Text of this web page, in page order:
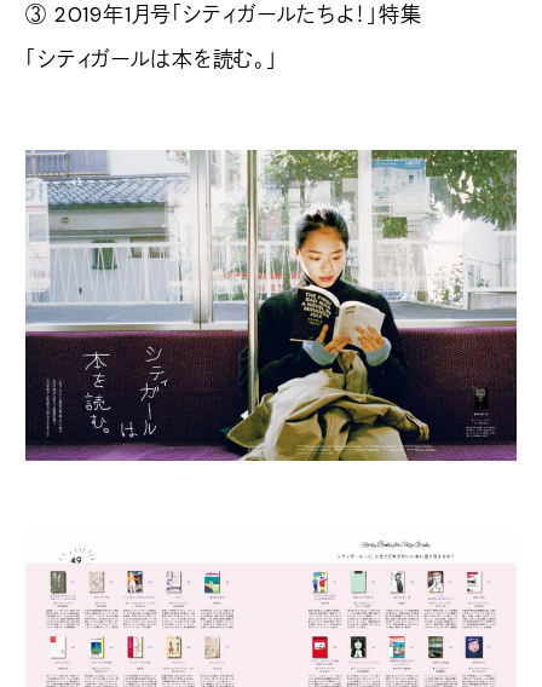
③ 2019年1月号「シティガールたちよ！」特集
「シティガールは本を読む。」